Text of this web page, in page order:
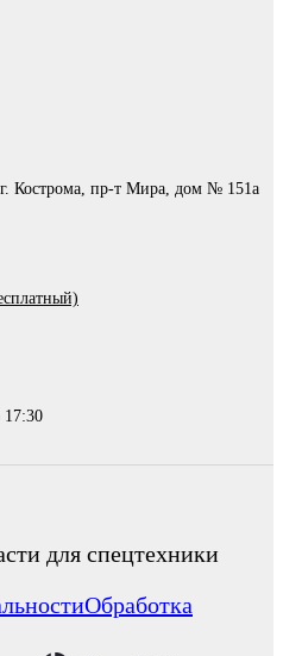
г. Кострома, пр-т Мира, дом № 151а
17:30
для спецтехники
Обработка